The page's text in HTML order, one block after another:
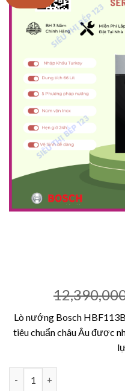
Lò nướng Bosch
tiêu chuẩn châu Âu được